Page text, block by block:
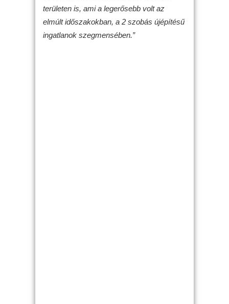
területen is, ami a legerősebb volt az
elmúlt időszakokban, a 2 szobás újépítésű
ingatlanok szegmensében.”